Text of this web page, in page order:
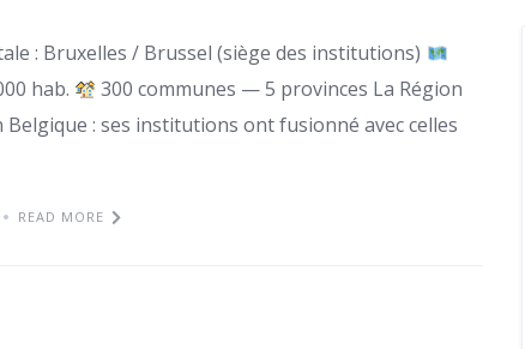
: Bruxelles / Brussel (siège des institutions)
hab.
300 communes — 5 provinces La Région
: ses institutions ont fusionné avec celles
READ MORE